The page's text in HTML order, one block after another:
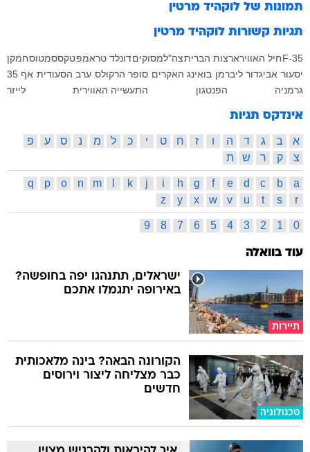
תמונות של לוקהיד מרטין
תגיות קשורות לוקהיד מרטין
F-35חיל האווירארצות הבריתצה"למסוקיםדונלד טראמפטקססמטוסחמקן
יסעור אביגדור ליברמן בואינג האקרים סופר הרקולס ערב הסעודית אף 35
גרמניה
הפנטגון התעשייה האווירית לייזר
אינדקס תגיות
א ב ג ד ה ו ז ח ט י כ ל מ נ ס ע
פ
צ
ק ר ש ת
a
b
c
d
e
f
g
h
i
j
k
m
n
o
p
q
r
s
t
u
v
w
x
y
z
0
1
2
3
4
5
6
7
8
9
עוד בוואלה
תיירות
ישראלים, תתנהגו יפה בחופשה?
באירופה יתגמלו אתכם
טכנולוגיה
הקורונה הבאה? בינה מלאכותית
כבר מצליחה ליצור וירוסים
חדשים